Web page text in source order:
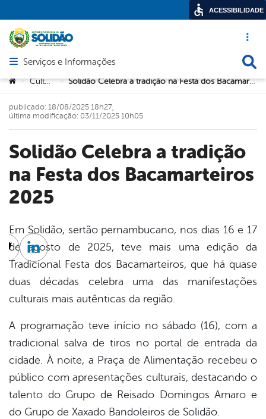
Acesso
Abrir menu principal de navegação
Serviços e Informações
Você está aqui:
> Cultura > Solidão Celebra a tradição na Festa dos Bacamarteiros 2025
Solidão Celebra a tradição
na Festa dos Bacamarteiros
2025
publicado: 18/08/2025 18h27,
última modificação: 03/11/2025 10h05
Em Solidão, sertão pernambucano, nos dias 16 e 17
de agosto de 2025, teve mais uma edição da
Tradicional Festa dos Bacamarteiros, que há quase
duas décadas celebra uma das manifestações
culturais mais autênticas da região.
A programação teve início no sábado (16), com a
tradicional salva de tiros no portal de entrada da
cidade. À noite, a Praça de Alimentação recebeu o
público com apresentações culturais, destacando o
talento do Grupo de Reisado Domingos Amaro e
do Grupo de Xaxado Bandoleiros de Solidão.
Twitter
Linkedin
ACESSIBILIDADE